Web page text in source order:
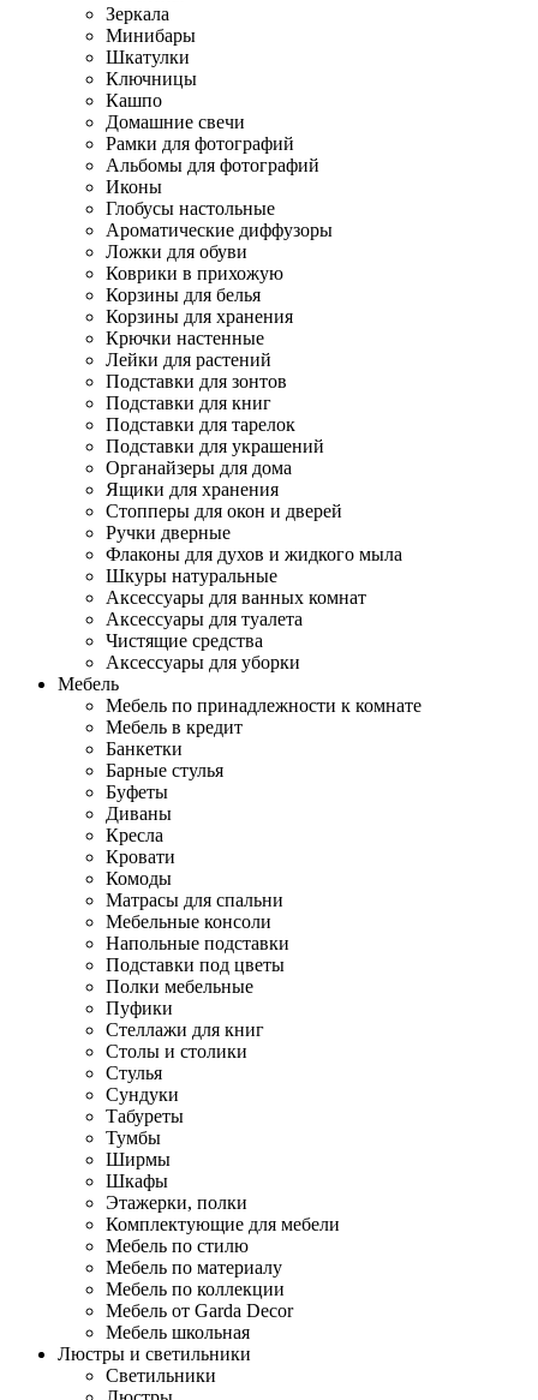
Зеркала
Минибары
Шкатулки
Ключницы
Кашпо
Домашние свечи
Рамки для фотографий
Альбомы для фотографий
Иконы
Глобусы настольные
Ароматические диффузоры
Ложки для обуви
Коврики в прихожую
Корзины для белья
Корзины для хранения
Крючки настенные
Лейки для растений
Подставки для зонтов
Подставки для книг
Подставки для тарелок
Подставки для украшений
Органайзеры для дома
Ящики для хранения
Стопперы для окон и дверей
Ручки дверные
Флаконы для духов и жидкого мыла
Шкуры натуральные
Аксессуары для ванных комнат
Аксессуары для туалета
Чистящие средства
Аксессуары для уборки
Мебель
Мебель по принадлежности к комнате
Мебель в кредит
Банкетки
Барные стулья
Буфеты
Диваны
Кресла
Кровати
Комоды
Матрасы для спальни
Мебельные консоли
Напольные подставки
Подставки под цветы
Полки мебельные
Пуфики
Стеллажи для книг
Столы и столики
Стулья
Сундуки
Табуреты
Тумбы
Ширмы
Шкафы
Этажерки, полки
Комплектующие для мебели
Мебель по стилю
Мебель по материалу
Мебель по коллекции
Мебель от Garda Decor
Мебель школьная
Люстры и светильники
Светильники